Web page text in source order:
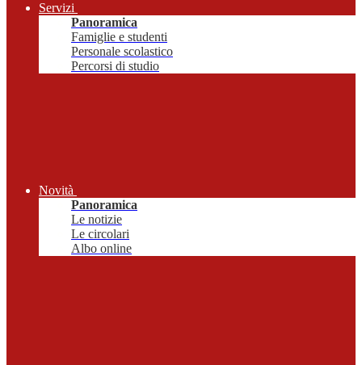
Servizi
Panoramica
Famiglie e studenti
Personale scolastico
Percorsi di studio
Novità
Panoramica
Le notizie
Le circolari
Albo online